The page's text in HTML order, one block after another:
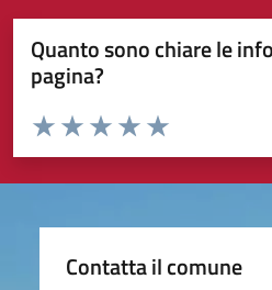
Quanto sono chiare le
pagina?
Valuta da 1 a 5 stelle la pagina
Valuta 5 stelle
Valuta 4 stelle su 5
Valuta 3 stelle su 5
Valuta 2 stelle su 5
Valuta 1 stelle su 5
Contatta il comune